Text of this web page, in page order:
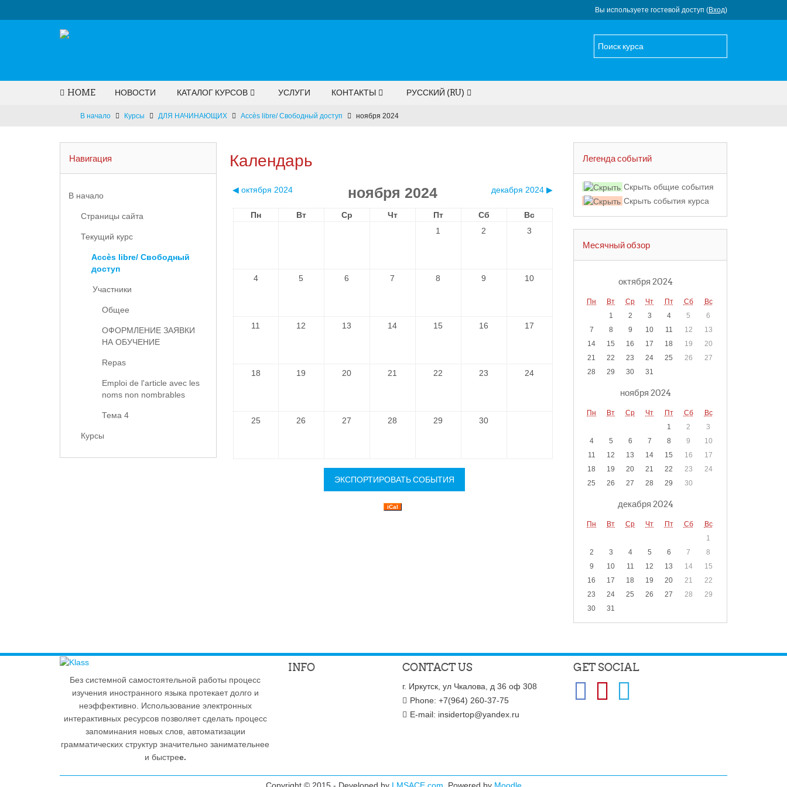
Вы используете гостевой доступ (Вход)
HOME НОВОСТИ КАТАЛОГ КУРСОВ УСЛУГИ КОНТАКТЫ РУССКИЙ ‎(RU)‎
В начало Курсы ДЛЯ НАЧИНАЮЩИХ Accès libre/ Свободный доступ ноября 2024
Календарь
◀︎ октября 2024 ноября 2024 декабря 2024 ▶︎
Пн Вт Ср Чт Пт Сб
Вс
1
2 3
4 5 6 7 8 9 10
11 12 13 14 15 16 17
18 19 20 21 22 23 24
25 26 27 28 29 30
iCal
Навигация
В начало
Страницы сайта
Текущий курс
Accès libre/ Свободный
доступ
Участники
Общее
ОФОРМЛЕНИЕ ЗАЯВКИ
НА ОБУЧЕНИЕ
Repas
Emploi de l'article avec les
noms non nombrables
Тема 4
Курсы
Легенда событий
Скрыть общие события
Скрыть события курса
Месячный обзор
октября 2024
Пн Вт Ср Чт Пт Сб
Вс
1
2 3 4 5
6
7
8 9 10 11 12
13
14
15 16 17 18 19
20
21
22 23 24 25 26
27
28
29 30 31
ноября 2024
Пн Вт Ср Чт Пт Сб
Вс
1
2
3
4
5 6 7 8 9
10
11
12 13 14 15 16
17
18
19 20 21 22 23
24
25
26 27 28 29 30
декабря 2024
Пн Вт Ср Чт Пт Сб
Вс
1
2
3 4 5 6 7
8
9
10 11 12 13 14
15
16
17 18 19 20 21
22
23
24 25 26 27 28
29
30
31
Без системной самостоятельной работы процесс
изучения иностранного языка протекает долго и
неэффективно. Использование электронных
интерактивных ресурсов позволяет сделать процесс
запоминания новых слов, автоматизации
грамматических структур значительно занимательнее
и быстрее.
INFO CONTACT US
г. Иркутск, ул Чкалова, д 36 оф 308
Phone: +7(964) 260-37-75
E-mail: insidertop@yandex.ru
GET SOCIAL